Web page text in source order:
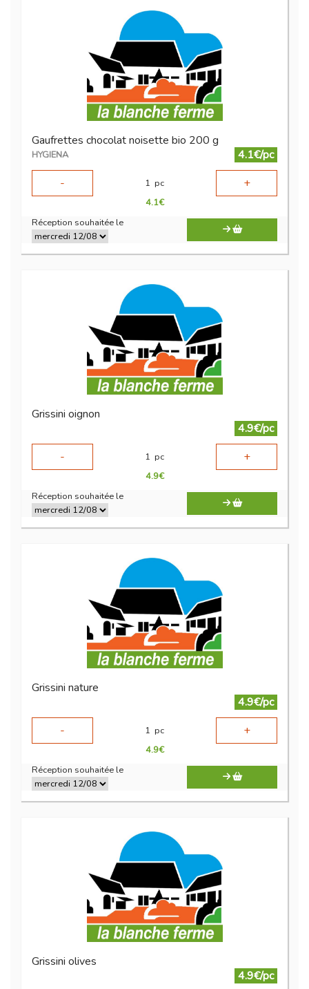
Gaufrettes chocolat noisette bio 200 g
HYGIENA
4.1€/pc
-
1 pc +
4.1€
Réception souhaitée le
Grissini oignon
4.9€/pc
-
1 pc +
4.9€
Réception souhaitée le
Grissini nature
4.9€/pc
-
1 pc +
4.9€
Réception souhaitée le
Grissini olives
4.9€/pc